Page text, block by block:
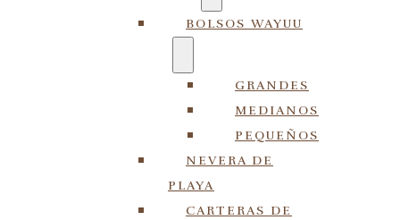
BOLSOS WAYUU
GRANDES
MEDIANOS
PEQUEÑOS
NEVERA DE
PLAYA
CARTERAS DE